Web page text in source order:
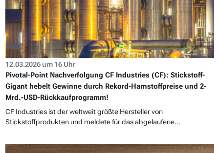
12.03.2026 um 16 Uhr
Pivotal-Point Nachverfolgung CF Industries (CF): Stickstoff-
Gigant hebelt Gewinne durch Rekord-Harnstoffpreise und 2-
Mrd.-USD-Rückkaufprogramm!
CF Industries ist der weltweit größte Hersteller von
Stickstoffprodukten und meldete für das abgelaufene...